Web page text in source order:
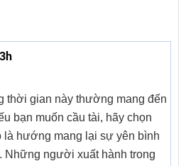
thời gian này thường mang đến
bạn muốn cầu tài, hãy chọn
là hướng mang lại sự yên bình
Những người xuất hành trong